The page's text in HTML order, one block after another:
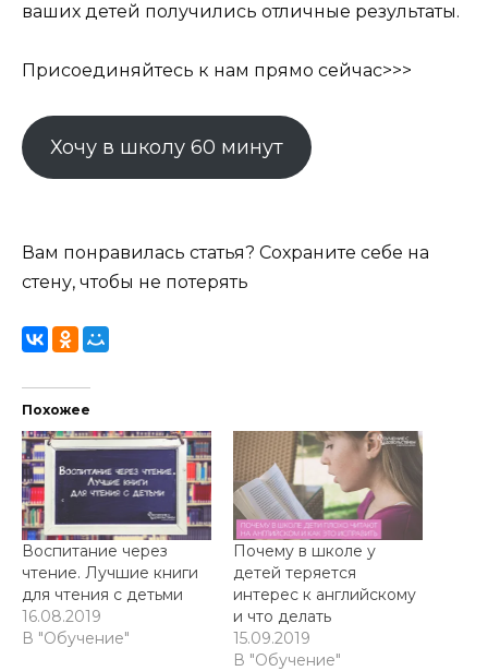
ваших детей получились отличные результаты.
Присоединяйтесь к нам прямо сейчас>>>
Хочу в школу 60 минут
Вам понравилась статья? Сохраните себе на
стену, чтобы не потерять
Похожее
Воспитание через
чтение. Лучшие книги
для чтения с детьми
16.08.2019
В "Обучение"
Почему в школе у
детей теряется
интерес к английскому
и что делать
15.09.2019
В "Обучение"